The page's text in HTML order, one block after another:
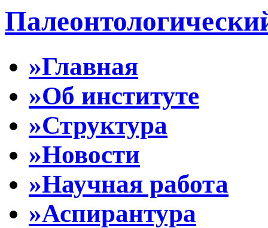
»Главная
»Об институте
»Структура
»Новости
»Научная работа
»Аспирантура